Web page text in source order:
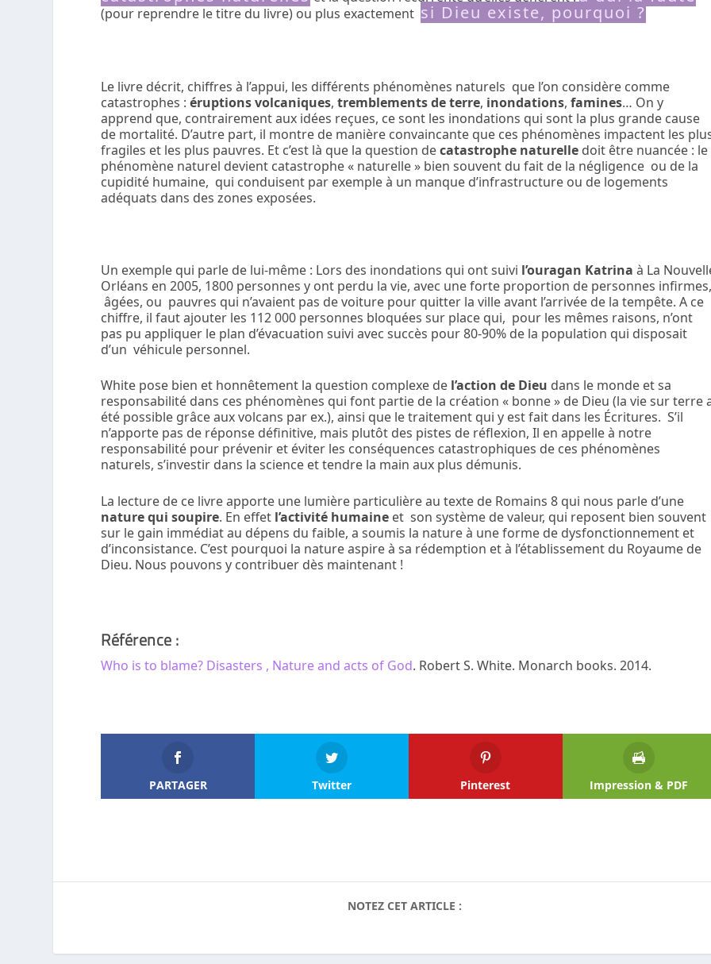
(pour reprendre le titre du livre) ou plus exactement si Dieu existe, pourquoi ?
Le livre décrit, chiffres à l’appui, les différents phénomènes naturels que l’on considère comme
catastrophes :éruptions volcaniques,tremblements de terre, inondations,famines… On y
apprend que, contrairement aux idées reçues, ce sont les inondations qui sont la plus grande cause
de mortalité. D’autre part, il montre de manière convaincante que ces phénomènes impactent les
fragiles et les plus pauvres. Et c’est là que la question decatastrophe naturelle doit être nuancée : le
phénomène naturel devient catastrophe « naturelle » bien souvent du fait de la négligence ou de la
cupidité humaine, qui conduisent par exemple à un manque d’infrastructure ou de logements
adéquats dans des zones exposées.
Un exemple qui parle de lui-même : Lors des inondations qui ont suivi l’ouragan Katrina à La
Orléans en 2005, 1800 personnes y ont perdu la vie, avec une forte proportion de personnes
âgées, ou pauvres qui n’avaient pas de voiture pour quitter la ville avant l’arrivée de la tempête. A ce
chiffre, il faut ajouter les 112 000 personnes bloquées sur place qui, pour les mêmes raisons, n’ont
pas pu appliquer le plan d’évacuation suivi avec succès pour 80-90% de la population qui disposait
d’un véhicule personnel.
White pose bien et honnêtement la question complexe de l’action de Dieu dans le monde et sa
responsabilité dans ces phénomènes qui font partie de la création « bonne » de Dieu (la vie sur terre
été possible grâce aux volcans par ex.), ainsi que le traitement qui y est fait dans les Écritures. S’il
n’apporte pas de réponse définitive, mais plutôt des pistes de réflexion, Il en appelle à notre
responsabilité pour prévenir et éviter les conséquences catastrophiques de ces phénomènes
naturels, s’investir dans la science et tendre la main aux plus démunis.
La lecture de ce livre apporte une lumière particulière au texte de Romains 8 qui nous parle d’une
nature qui soupire. En effet l’activité humaine et son système de valeur, qui reposent bien souvent
sur le gain immédiat au dépens du faible, a soumis la nature à une forme de dysfonctionnement et
d’inconsistance. C’est pourquoi la nature aspire à sa rédemption et à l’établissement du Royaume de
Dieu. Nous pouvons y contribuer dès maintenant !
Référence :
Who is to blame? Disasters , Nature and acts of God. Robert S. White. Monarch books. 2014.
PARTAGER Twitter Pinterest Impression & PDF
NOTEZ CET ARTICLE :